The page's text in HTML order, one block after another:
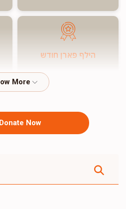
הילף פארן חודש
Donate Now